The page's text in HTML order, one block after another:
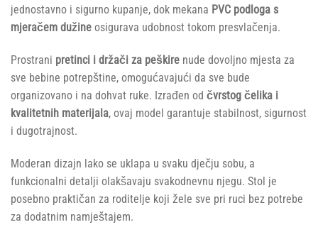
jednostavno i sigurno kupanje, dok mekana PVC podloga s
mjeračem dužine osigurava udobnost tokom presvlačenja.
Prostrani pretinci i držači za peškire nude dovoljno mjesta za
sve bebine potrepštine, omogućavajući da sve bude
organizovano i na dohvat ruke. Izrađen od čvrstog čelika i
kvalitetnih materijala, ovaj model garantuje stabilnost, sigurnost
i dugotrajnost.
Moderan dizajn lako se uklapa u svaku dječju sobu, a
funkcionalni detalji olakšavaju svakodnevnu njegu. Stol je
posebno praktičan za roditelje koji žele sve pri ruci bez potrebe
za dodatnim namještajem.